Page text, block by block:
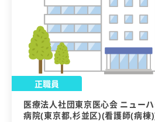
正職員
医療法人社団東京医心会 ニュー
病院(東京都,杉並区)(看護師(病棟